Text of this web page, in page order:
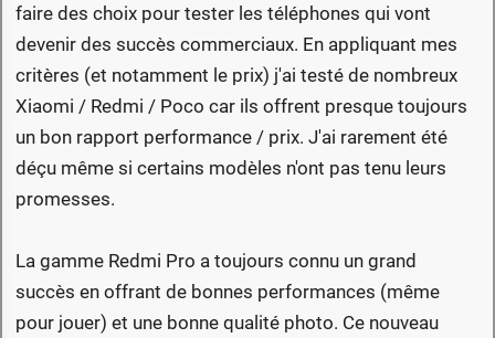
faire des choix pour tester les téléphones qui vont
devenir des succès commerciaux. En appliquant mes
critères (et notamment le prix) j'ai testé de nombreux
Xiaomi / Redmi / Poco car ils offrent presque toujours
un bon rapport performance / prix. J'ai rarement été
déçu même si certains modèles n'ont pas tenu leurs
promesses.
La gamme Redmi Pro a toujours connu un grand
succès en offrant de bonnes performances (même
pour jouer) et une bonne qualité photo. Ce nouveau